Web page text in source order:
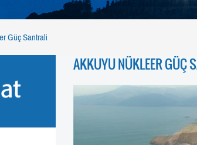
Güç Santrali
AKKUYU NÜKLEER GÜÇ